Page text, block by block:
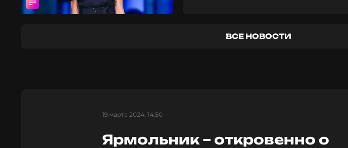
ВСЕ НОВОСТИ
19 марта 2024, 14:50
Ярмольник – откровенно о